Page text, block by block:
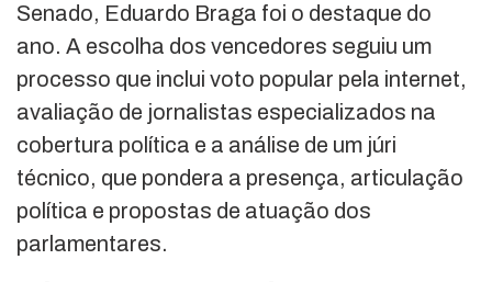
Senado, Eduardo Braga foi o destaque do
ano. A escolha dos vencedores seguiu um
processo que inclui voto popular pela internet,
avaliação de jornalistas especializados na
cobertura política e a análise de um júri
técnico, que pondera a presença, articulação
política e propostas de atuação dos
parlamentares.